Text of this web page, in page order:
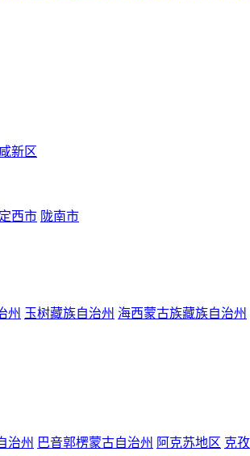
新区
定西市 陇南市
州 玉树藏族自治州 海西蒙古族藏族自治州
治州 巴音郭楞蒙古自治州 阿克苏地区 克